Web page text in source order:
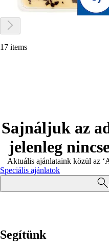
17 items
Sajnáljuk az
jelenleg
Aktuális ajánlataink közül az
Speciális ajánlatok
Segítünk